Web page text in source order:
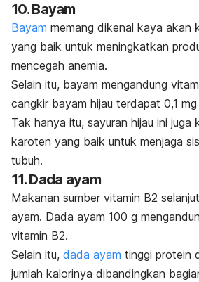
10. Bayam
Bayam memang dikenal kaya akan
yang baik untuk meningkatkan
mencegah anemia.
Selain itu, bayam mengandung
cangkir bayam hijau terdapat 0,1
Tak hanya itu, sayuran hijau ini juga
karoten yang baik untuk menjaga
tubuh.
11. Dada ayam
Makanan sumber vitamin B2
ayam. Dada ayam 100 g
vitamin B2.
Selain itu, dada ayam tinggi protein
jumlah kalorinya dibandingkan